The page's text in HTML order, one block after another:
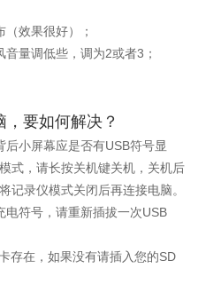
效果很好）；
量调低些，调为2或者3；
要如何解决？
小屏幕应是否有USB符号显
式，请长按关机键关机，关机后
记录仪模式关闭后再连接电脑。
电符号，请重新插拔一次USB
存在，如果没有请插入您的SD